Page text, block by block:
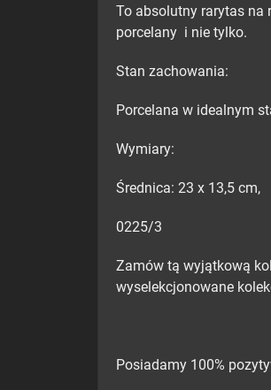
To absolutny rarytas na
porcelany i nie tylko.
Stan zachowania:
Porcelana w idealnym
Wymiary:
Średnica: 23 x 13,5 cm,
0225/3
Zamów tą wyjątkową
wyselekcjonowane
Posiadamy 100%